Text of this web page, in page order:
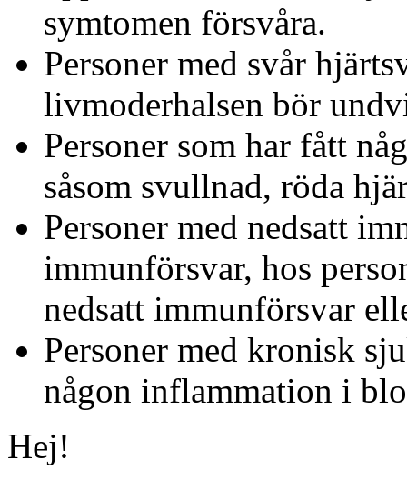
symtomen försvåra.
Personer med svår
livmoderhalsen bör
Personer som har fått
såsom svullnad, röda
Personer med nedsatt
immunförsvar, hos
nedsatt immunförsvar
Personer med kronisk
någon inflammation i
Hej!